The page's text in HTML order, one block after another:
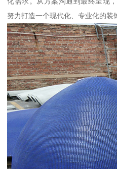
努力打造一个现代化、专业化的装